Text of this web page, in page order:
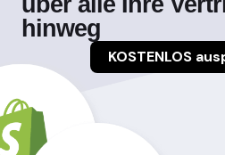
hinweg
KOSTENLOS